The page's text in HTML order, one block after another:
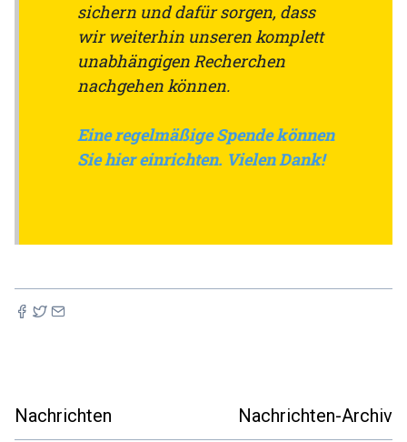
sichern und dafür sorgen, dass
wir weiterhin unseren komplett
unabhängigen Recherchen
nachgehen können.
Eine regelmäßige Spende können
Sie hier einrichten. Vielen Dank!
Nachrichten Nachrichten-Archiv